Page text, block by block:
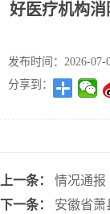
好医疗机构
发布时间：2026-07-
分享到：
上一条：
情况通报
下一条：
安徽省